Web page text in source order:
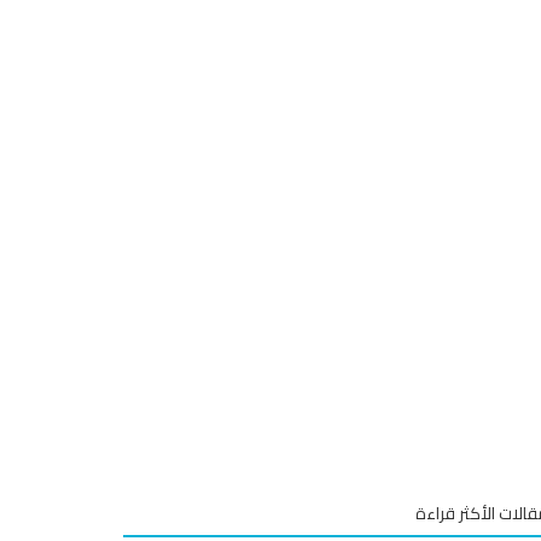
الأكثر قراءة